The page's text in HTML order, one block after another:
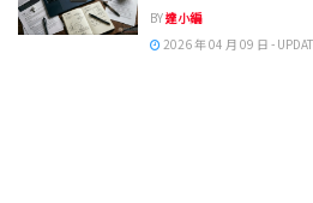
BY達小編
2026 年 04 月 09 日 -